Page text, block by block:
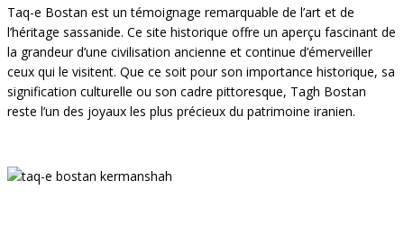
Taq-e Bostan est un témoignage remarquable de l’art et de
l’héritage sassanide. Ce site historique offre un aperçu fascinant de
la grandeur d’une civilisation ancienne et continue d’émerveiller
ceux qui le visitent. Que ce soit pour son importance historique, sa
signification culturelle ou son cadre pittoresque, Tagh Bostan
reste l’un des joyaux les plus précieux du patrimoine iranien.